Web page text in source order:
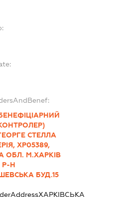
СТЕЛЛА
ХР05389,
ОБЛ. М.ХАРКІВ
Р-Н
БУД.15
ХАРКІВСЬКА